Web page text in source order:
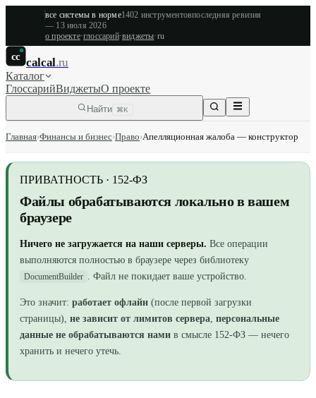
все системы в норме1402 инструментовпоследняя ревизия
— 13 июля 2026
о проекте·глоссарий·виджеты·ru
cc calcal.ru
Каталог
ГлоссарийВиджетыО проекте
Найти ⌘K
Главная›Финансы и бизнес›Право›Апелляционная жалоба — конструктор
ПРИВАТНОСТЬ · 152-ФЗ
Файлы обрабатываются локально в вашем
браузере
Ничего не загружается на наши серверы. Все операции
выполняются полностью в браузере через библиотеку
DocumentBuilder . Файл не покидает ваше устройство.
Это значит: работает офлайн (после первой загрузки
страницы), не зависит от лимитов сервера, персональные
данные не обрабатываются нами в смысле 152-ФЗ — нечего
хранить и нечего утечь.